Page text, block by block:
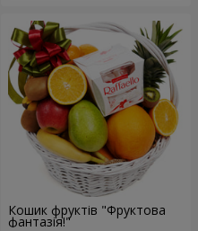
Кошик фруктів "Фруктова
фантазія!"